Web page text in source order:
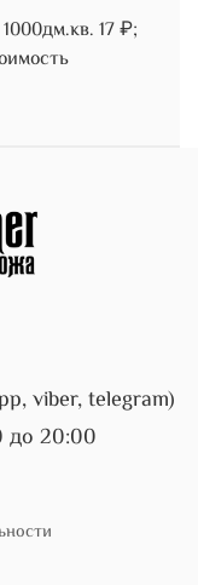
17 ₽;
viber, telegram)
до 20:00